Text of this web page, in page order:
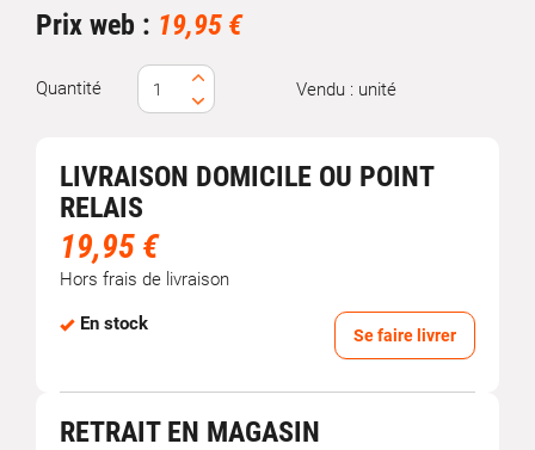
Prix web : 19,95 €
Quantité Vendu : unité
LIVRAISON DOMICILE OU POINT
RELAIS
19,95 €
Hors frais de livraison
En stock
Se faire livrer
RETRAIT EN MAGASIN